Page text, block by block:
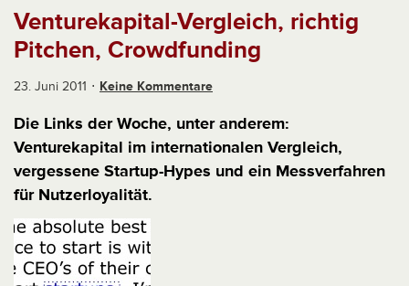
Venturekapital-Vergleich, richtig
Pitchen, Crowdfunding
23. Juni 2011 Keine Kommentare
Die Links der Woche, unter anderem:
Venturekapital im internationalen Vergleich,
vergessene Startup-Hypes und ein Messverfahren
für Nutzerloyalität.